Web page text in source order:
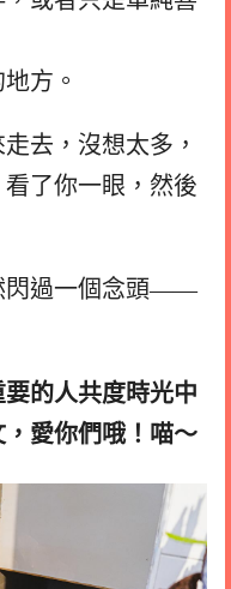
方。
去，沒想太多，
了你一眼，然後
閃過一個念頭——
的人共度時光中
愛你們哦！喵～